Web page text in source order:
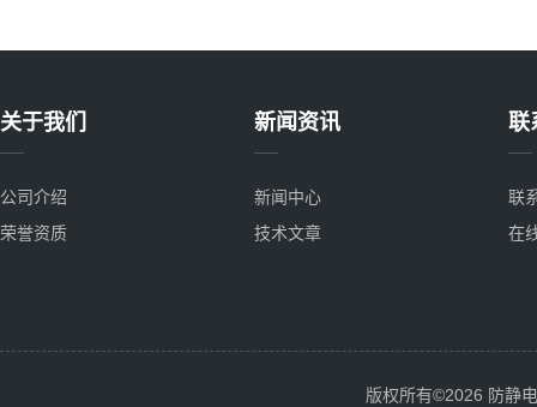
关于我们
公司介绍
荣誉资质
新闻资讯
新闻中心
技术文章
联
联
在
版权所有©2026 防静